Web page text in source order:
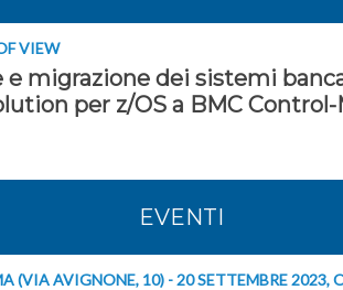
VIEW
e migrazione dei sistemi
per z/OS a BMC
EVENTI
(VIA AVIGNONE, 10) - 20 SETTEMBRE 2023,